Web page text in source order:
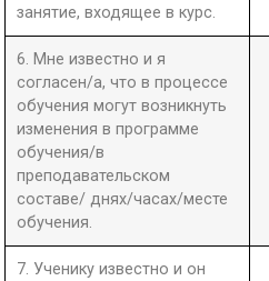
занятие, входящее в курс.
6. Мне известно и я
согласен/а, что в процессе
обучения могут возникнуть
изменения в программе
обучения/в
преподавательском
составе/ днях/часах/месте
обучения.
7. Ученику известно и он